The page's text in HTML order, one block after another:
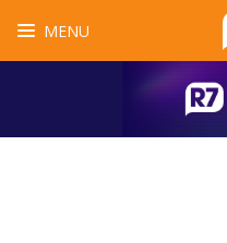
MENU